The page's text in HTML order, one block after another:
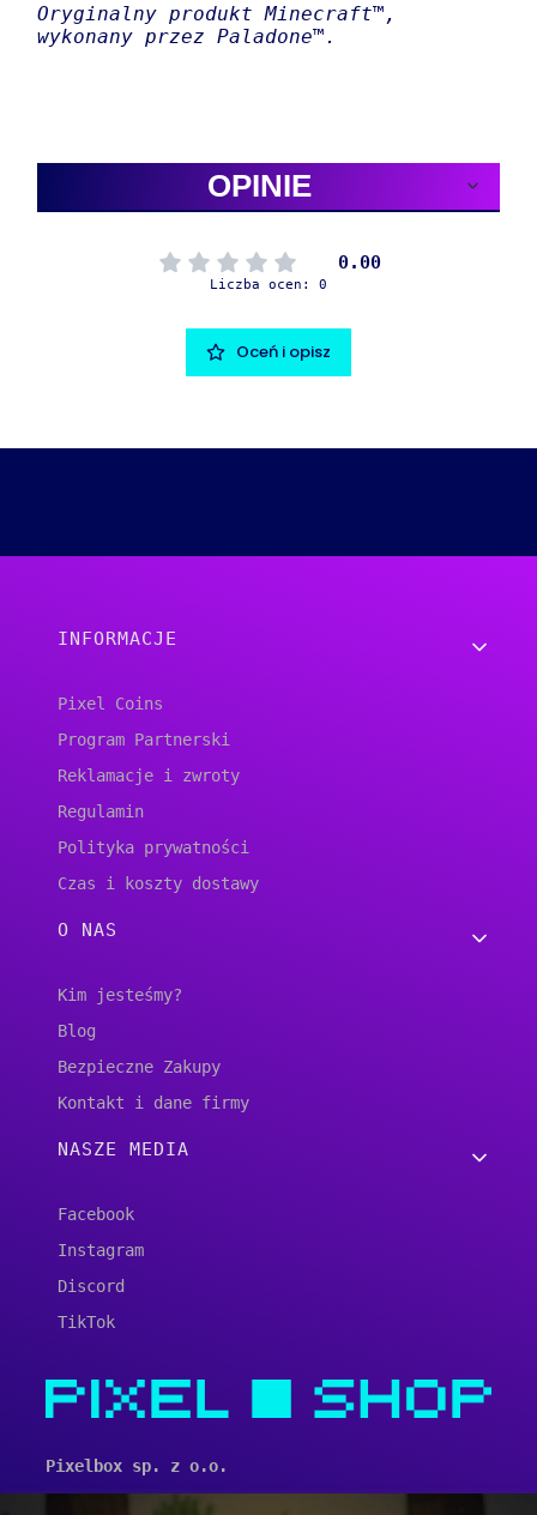
Oryginalny produkt Minecraft™,
wykonany przez Paladone™.
OPINIE
0.00
Liczba ocen: 0
Oceń i opisz
Linki w stopce
INFORMACJE
Pixel Coins
Program Partnerski
Reklamacje i zwroty
Regulamin
Polityka prywatności
Czas i koszty dostawy
O NAS
Kim jesteśmy?
Blog
Bezpieczne Zakupy
Kontakt i dane firmy
NASZE MEDIA
Facebook
Instagram
Discord
TikTok
Pixelbox sp. z o.o.
ul. Krakowska 19/12